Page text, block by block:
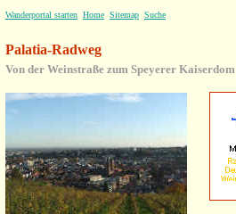
Wanderportal starten Home Sitemap Suche
Palatia-Radweg
Von der Weinstraße zum Speyerer Kaiserdom